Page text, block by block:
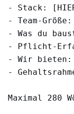
- Stack:
- Team-
- Was du
- Pflicht-
- Wir bieten:
-